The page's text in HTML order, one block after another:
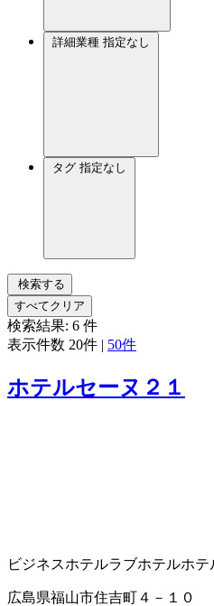
詳細業種 指定なし
タグ 指定なし
検索する
すべてクリア
検索結果: 6 件
表示件数 20件 | 50件
ホテルセーヌ２１
ビジネスホテルラブホテルホテ
広島県福山市住吉町４－１０